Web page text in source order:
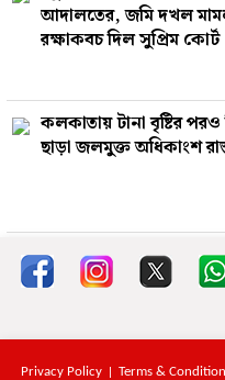
আদালতের, জমি দখল
রক্ষাকবচ দিল সুপ্রিম কোর্ট
কলকাতায় টানা বৃষ্টির
ছাড়া জলমুক্ত অধিকাংশ
Privacy Policy| Terms &